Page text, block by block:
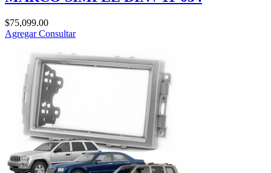
$75,099.00
AgregarConsultar